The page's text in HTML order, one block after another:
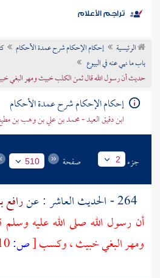
موضوعي
تراجم الأعلام
الرئيسية إحكام الإحكام شرح عمدة الأحكام
باب ما نهي عنه في البيوع
حديث أن رسول الله قال ثمن الكلب خبيث ومهر البغي
إحكام الإحكام شرح عمدة الأحكام
ابن دقيق العيد - محمد بن علي بن وهب بن
جزء 2 صفحة 510
أن رسول الله صلى الله عليه
ومهر البغي خبيث ، وكسب[ص: